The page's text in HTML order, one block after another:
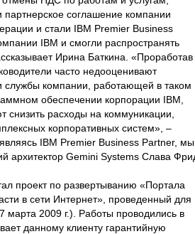
соглашение компании
и стали IBM Premier Business
IBM и смогли распространять
Ирина Баткина. «Проработав
часто недооценивают
службы компании, работающей в таком
обеспечении корпорации IBM,
снизить расходы на коммуникации,
корпоративных систем», –
IBM Premier Business Partner, мы
архитектор Gemini Systems Слава
проект по развертыванию «Портала
в сети Интернет», проведенный для
марта 2009 г.). Работы проводились в
данному клиенту гарантийную